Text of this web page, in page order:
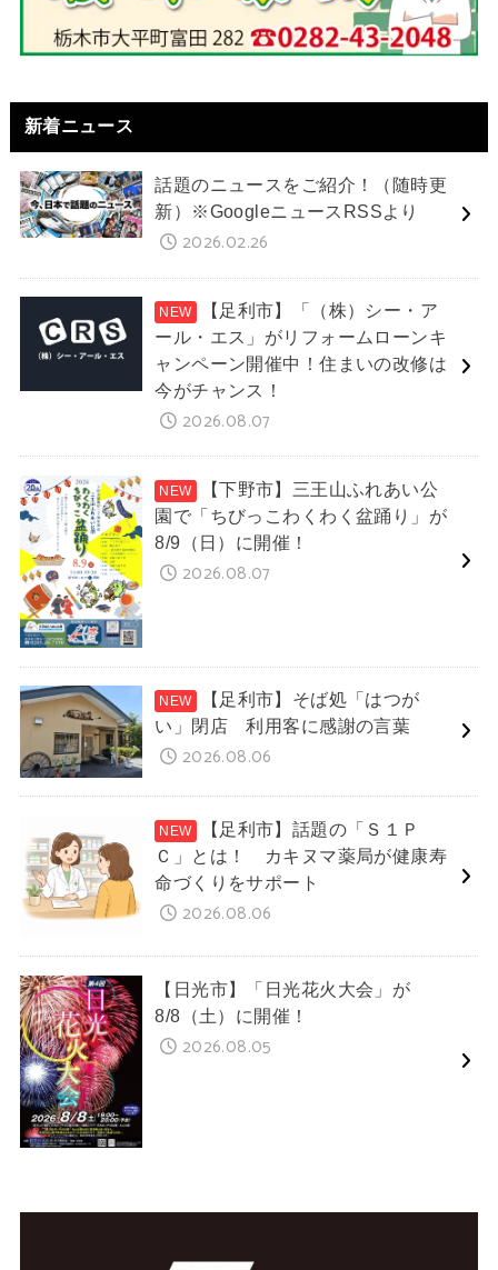
新着ニュース
話題のニュースをご紹介！（随時更
新）※GoogleニュースRSSより
2026.02.26
【足利市】「（株）シー・ア
ール・エス」がリフォームローンキ
ャンペーン開催中！住まいの改修は
今がチャンス！
2026.08.07
【下野市】三王山ふれあい公
園で「ちびっこわくわく盆踊り」が
8/9（日）に開催！
2026.08.07
【足利市】そば処「はつが
い」閉店 利用客に感謝の言葉
2026.08.06
【足利市】話題の「Ｓ１Ｐ
Ｃ」とは！ カキヌマ薬局が健康寿
命づくりをサポート
2026.08.06
【日光市】「日光花火大会」が
8/8（土）に開催！
2026.08.05